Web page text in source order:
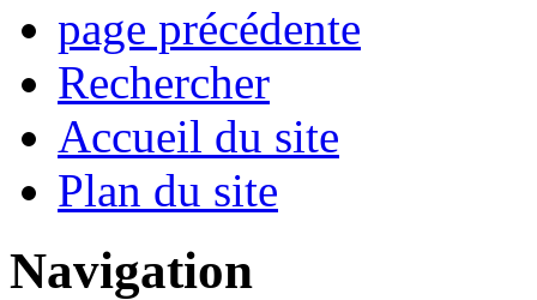
page précédente
Rechercher
Accueil du site
Plan du site
Navigation